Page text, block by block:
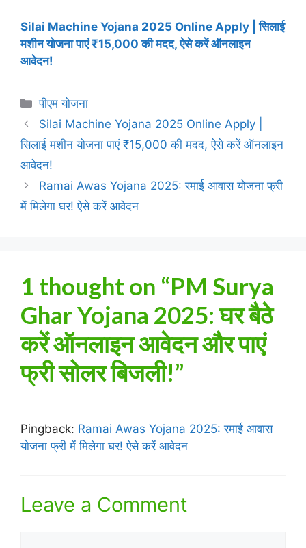
Silai Machine Yojana 2025 Online Apply | सिलाई
मशीन योजना पाएं ₹15,000 की मदद, ऐसे करें ऑनलाइन
आवेदन!
Categories
पीएम योजना
Silai Machine Yojana 2025 Online Apply |
सिलाई मशीन योजना पाएं ₹15,000 की मदद, ऐसे करें ऑनलाइन
आवेदन!
Ramai Awas Yojana 2025: रमाई आवास योजना फ्री
में मिलेगा घर! ऐसे करें आवेदन
1 thought on “PM Surya
Ghar Yojana 2025: घर बैठे
करें ऑनलाइन आवेदन और पाएं
फ्री सोलर बिजली!”
Pingback: Ramai Awas Yojana 2025: रमाई आवास
योजना फ्री में मिलेगा घर! ऐसे करें आवेदन
Leave a Comment